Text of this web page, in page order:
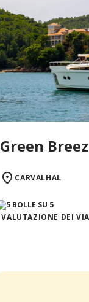
Green
CARVALHAL
VALUTAZIONE DEI